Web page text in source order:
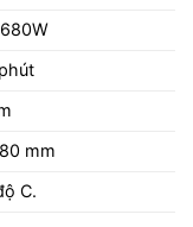
mm
C.